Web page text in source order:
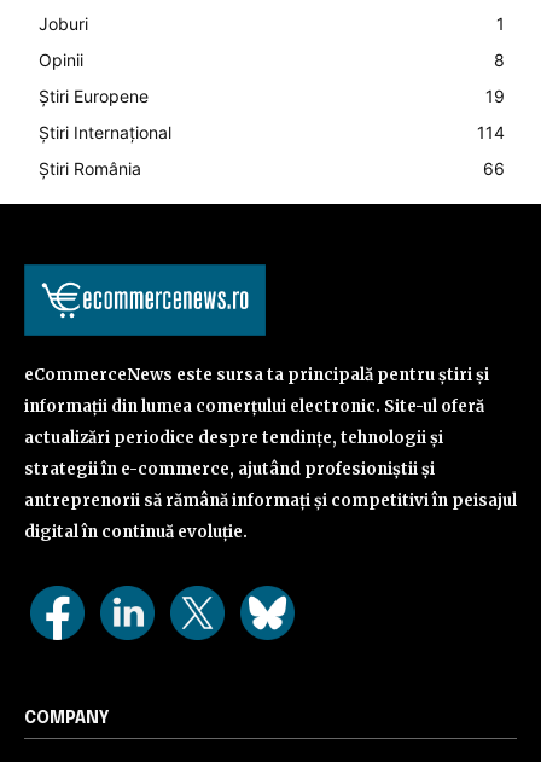
Joburi
1
Opinii
8
Știri Europene
19
Știri Internațional
114
Știri România
66
eCommerceNews este sursa ta principală pentru știri și
informații din lumea comerțului electronic. Site-ul oferă
actualizări periodice despre tendințe, tehnologii și
strategii în e-commerce, ajutând profesioniștii și
antreprenorii să rămână informați și competitivi în peisajul
digital în continuă evoluție.
COMPANY